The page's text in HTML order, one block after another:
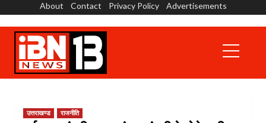
content
About Contact Privacy Policy Advertisements
Menu
उत्तराखण्ड राजनीति